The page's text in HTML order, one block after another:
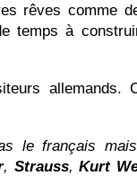
rêves comme
temps à
allemands.
le français
, Strauss,Kurt